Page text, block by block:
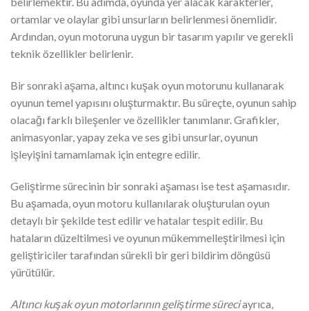
ortamlar ve olaylar gibi unsurların belirlenmesi önemlidir.
Ardından, oyun motoruna uygun bir tasarım yapılır ve gerekli
teknik özellikler belirlenir.
Bir sonraki aşama, altıncı kuşak oyun motorunu kullanarak
oyunun temel yapısını oluşturmaktır. Bu süreçte, oyunun sahip
olacağı farklı bileşenler ve özellikler tanımlanır. Grafikler,
animasyonlar, yapay zeka ve ses gibi unsurlar, oyunun
işleyişini tamamlamak için entegre edilir.
Geliştirme sürecinin bir sonraki aşaması ise test aşamasıdır.
Bu aşamada, oyun motoru kullanılarak oluşturulan oyun
detaylı bir şekilde test edilir ve hatalar tespit edilir. Bu
hataların düzeltilmesi ve oyunun mükemmelleştirilmesi için
geliştiriciler tarafından sürekli bir geri bildirim döngüsü
yürütülür.
Altıncı kuşak oyun motorlarının geliştirme süreciayrıca,